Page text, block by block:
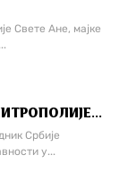
Свете Ане, мајке
Србије
у...